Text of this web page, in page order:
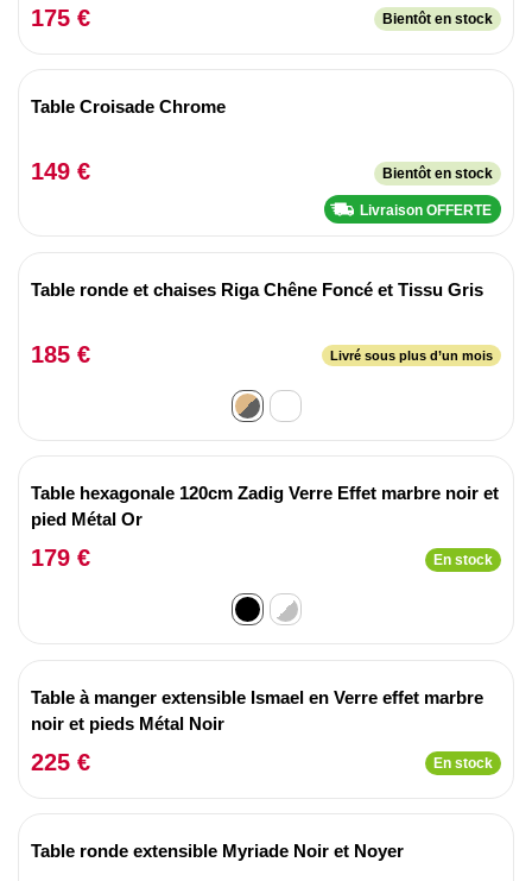
175 € Bientôt en stock
Table Croisade Chrome
149 € Bientôt en stock
Livraison OFFERTE
Table ronde et chaises Riga Chêne Foncé et Tissu Gris
185 € Livré sous plus d’un mois
Table hexagonale 120cm Zadig Verre Effet marbre noir et
pied Métal Or
179 € En stock
Table à manger extensible Ismael en Verre effet marbre
noir et pieds Métal Noir
225 € En stock
Table ronde extensible Myriade Noir et Noyer